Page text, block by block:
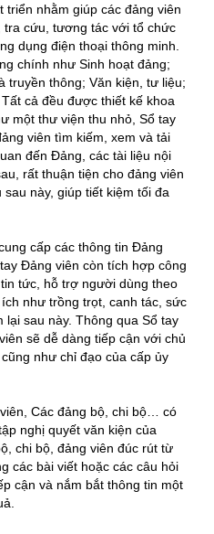
triển nhằm giúp các đảng viên
tra cứu, tương tác với tổ chức
dụng điện thoại thông minh.
chính như Sinh hoạt đảng;
truyền thông; Văn kiện, tư liệu;
cả đều được thiết kế khoa
một thư viện thu nhỏ, Sổ tay
viên tìm kiếm, xem và tải
đến Đảng, các tài liệu nội
rất thuận tiện cho đảng viên
này, giúp tiết kiệm tối đa
cấp các thông tin Đảng
Đảng viên còn tích hợp công
tức, hỗ trợ người dùng theo
như trồng trọt, canh tác, sức
sau này. Thông qua Sổ tay
sẽ dễ dàng tiếp cận với chủ
như chỉ đạo của cấp ủy
Các đảng bộ, chi bộ… có
nghị quyết văn kiện của
chi bộ, đảng viên đúc rút từ
các bài viết hoặc các câu hỏi
cận và nắm bắt thông tin một